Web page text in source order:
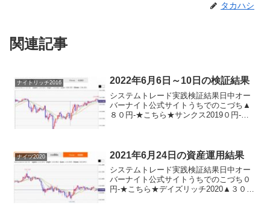
タカハシ
関連記事
ナイトリッチ2016 2022年6月6日～10日の検証結果
システムトレード実践検証結果日中オー
バーナイト公式サイトうちでのこづち▲
８０円-★こちら★サンクス2019０円-★
ナイツ2020 2021年6月24日の資産運用結果
システムトレード実践検証結果日中オー
バーナイト公式サイトうちでのこづち０
円-★こちら★デイズリッチ2020▲３０